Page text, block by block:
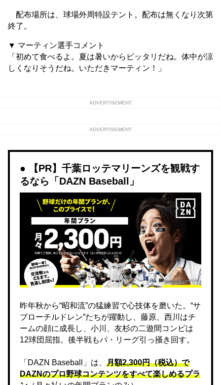
配布場所は、球場外周特設テント。配布は無くなり次第
終了。
▼ マーティン選手コメント
「初めて食べるよ。夏は暑いからピッタリだね。体中が涼
しくなりそうだね。いただきマーティン！」
ADVERTISEMENT
ADVERTISEMENT
【PR】千葉ロッテマリーンズを観戦す
るなら「DAZN Baseball」
昨年秋から“昭和流”の猛練習で心技体を磨いた。“サ
ブローチルドレン”たちが躍動し、藤原、西川はチ
ームの顔に成長し、小川、友杉の二遊間コンビは
12球団屈指。後半戦もパ・リーグ引っ掻き回す。
「DAZN Baseball」は、 月額2,300円（税込）で
DAZNのプロ野球コンテンツをすべて楽しめるプラ